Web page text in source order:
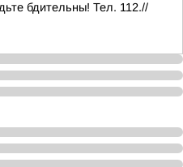
бдительны! Тел. 112.//